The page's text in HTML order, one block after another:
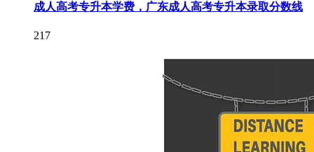
成人高考专升本学费，广东成人高考专升本录取分数线
217